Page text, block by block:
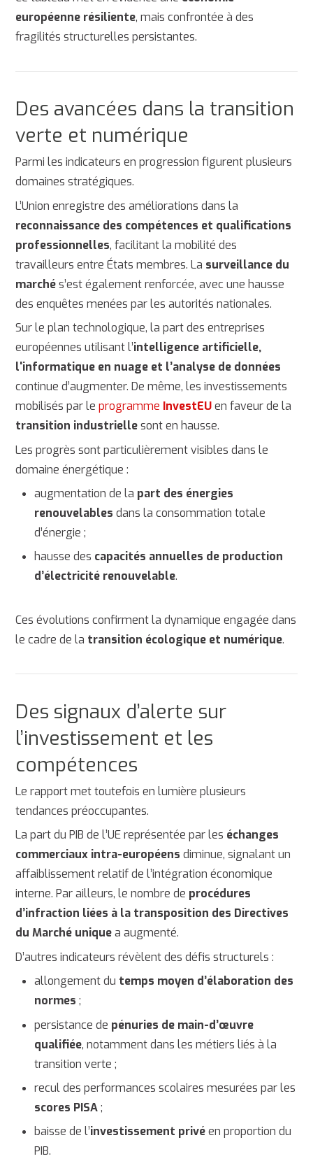
européenne résiliente, mais confrontée à des
fragilités structurelles persistantes.
Des avancées dans la transition
verte et numérique
Parmi les indicateurs en progression figurent plusieurs
domaines stratégiques.
L’Union enregistre des améliorations dans la
reconnaissance des compétences et qualifications
professionnelles, facilitant la mobilité des
travailleurs entre États membres. La surveillance du
marchés’est également renforcée, avec une hausse
des enquêtes menées par les autorités nationales.
Sur le plan technologique, la part des entreprises
européennes utilisant l’intelligence artificielle,
l'informatique en nuage et l’analyse de données
continue d’augmenter. De même, les investissements
mobilisés par leprogramme InvestEU en faveur de la
transition industriellesont en hausse.
Les progrès sont particulièrement visibles dans le
domaine énergétique :
augmentation de la part des énergies
renouvelables dans la consommation totale
d’énergie ;
hausse des capacités annuelles de production
d’électricité renouvelable.
Ces évolutions confirment la dynamique engagée dans
le cadre de la transition écologique et numérique.
Des signaux d’alerte sur
l’investissement et les
compétences
Le rapport met toutefois en lumière plusieurs
tendances préoccupantes.
La part du PIB de l’UE représentée par les échanges
commerciaux intra-européens diminue, signalant un
affaiblissement relatif de l’intégration économique
interne. Par ailleurs, le nombre de procédures
d’infraction liées à la transposition des Directives
du Marché uniquea augmenté.
D’autres indicateurs révèlent des défis structurels :
allongement du temps moyen d’élaboration des
normes ;
persistance de pénuries de main-d’œuvre
qualifiée, notamment dans les métiers liés à la
transition verte ;
recul des performances scolaires mesurées par les
scores PISA;
baisse de l’investissement privéen proportion du
PIB.